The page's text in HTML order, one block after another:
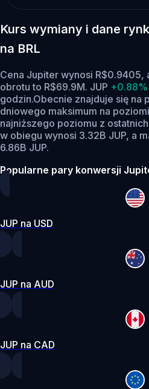
Kurs wymiany i dane
na BRL
Cena Jupiter wynosi R$0.9405,
obrotu to R$69.9M. JUP +0.88%
godzin.Obecnie znajduje się na
dniowego maksimum na
najniższego poziomu z
w obiegu wynosi 3.32B JUP, a
6.86B JUP.
Popularne pary konwersji
JUP na USD
JUP na AUD
JUP na CAD